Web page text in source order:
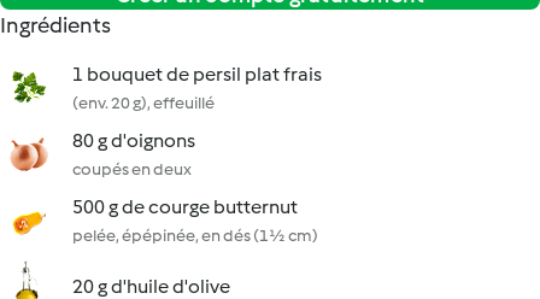
Ingrédients
1 bouquet de persil plat frais
(env. 20 g), effeuillé
80 g d'oignons
coupés en deux
500 g de courge butternut
pelée, épépinée, en dés (1½ cm)
20 g d'huile d'olive